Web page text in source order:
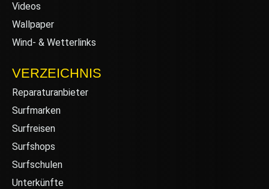
Videos
Wallpaper
Wind- & Wetterlinks
VERZEICHNIS
Reparaturanbieter
Surfmarken
Surfreisen
Surfshops
Surfschulen
Unterkünfte